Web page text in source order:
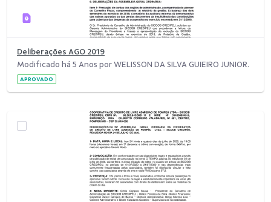
Deliberações AGO 2019
Modificado há 5 Anos por WELISSON DA SILVA GUIEIRO JUNIOR.
APROVADO